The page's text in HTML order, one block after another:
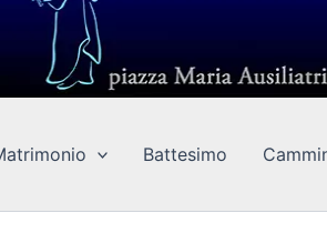
Battesimo